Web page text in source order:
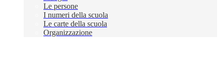
Le persone
I numeri della scuola
Le carte della scuola
Organizzazione